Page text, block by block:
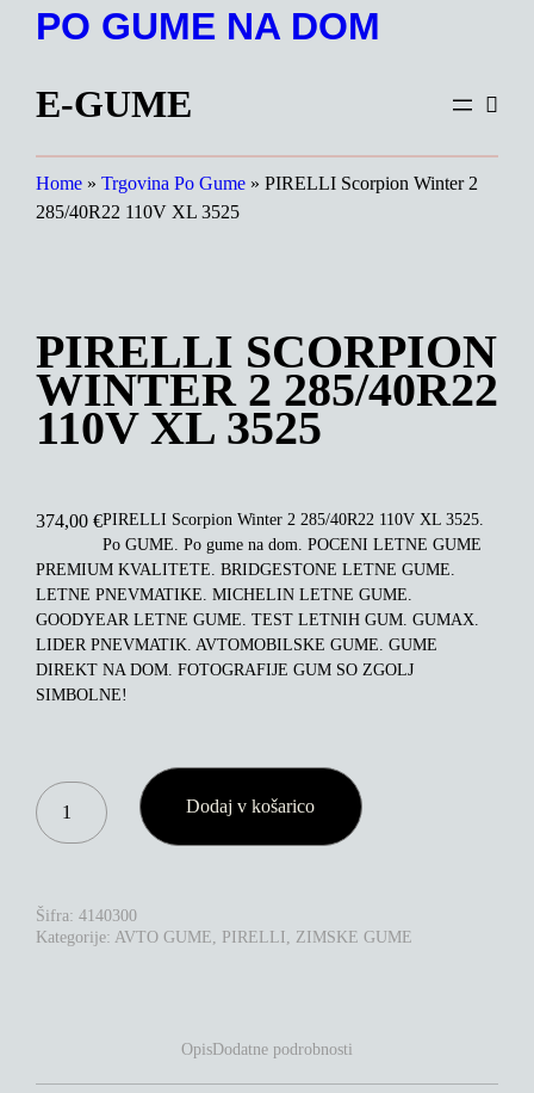
PreskočiPO GUME NA DOM
E-GUME
Home » Trgovina Po Gume » PIRELLI Scorpion Winter 2
285/40R22 110V XL 3525
PIRELLI SCORPION
WINTER 2 285/40R22
110V XL 3525
374,00 €PIRELLI Scorpion Winter 2 285/40R22 110V XL 3525.
Po GUME. Po gume na dom. POCENI LETNE GUME
PREMIUM KVALITETE. BRIDGESTONE LETNE GUME.
LETNE PNEVMATIKE. MICHELIN LETNE GUME.
GOODYEAR LETNE GUME. TEST LETNIH GUM. GUMAX.
LIDER PNEVMATIK. AVTOMOBILSKE GUME. GUME
DIREKT NA DOM. FOTOGRAFIJE GUM SO ZGOLJ
SIMBOLNE!
PIRELLI
SCORPION
WINTER
XL
3525
Dodaj v košarico
Šifra: 4140300
Kategorije: AVTO GUME, PIRELLI, ZIMSKE GUME
OpisDodatne podrobnosti